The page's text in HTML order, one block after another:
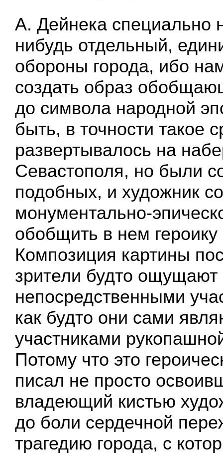
А. Дейнека специально
нибудь отдельный,
обороны города, ибо
создать образ
до символа народной
быть, в точности такое
развертывалось на
Севастополя, но были
подобных, и художник
монументально-
обобщить в нем
Композиция картины
зрители будто ощущают
непосредственными
как будто они сами
участниками
Потому что это
писал не просто
владеющий кистью
до боли сердечной
трагедию города, с